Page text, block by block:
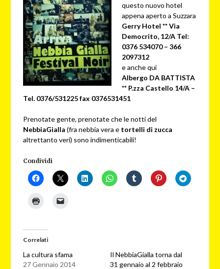
questo nuovo hotel
appena aperto a Suzzara
Gerry Hotel ** Via
Democrito, 12/A Tel:
0376 534070 – 366
2097312
e anche qui
Albergo DA BATTISTA
** P.zza Castello 14/A –
Tel. 0376/531225 fax 0376531451
Prenotate gente, prenotate che le notti del
NebbiaGialla(fra nebbia vera e tortelli di zucca
altrettanto veri) sono indimenticabili!
Condividi
Correlati
La cultura sfama
27 Gennaio 2014
Il NebbiaGialla torna dal
31 gennaio al 2 febbraio